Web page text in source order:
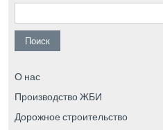
Найти:
О нас
Производство ЖБИ
Дорожное строительство